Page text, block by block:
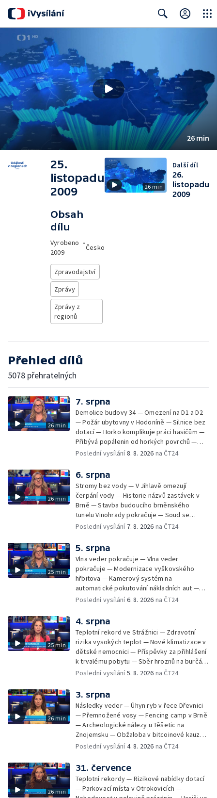
26 min
25.
listopadu
2009
Obsah
dílu
Vyrobeno
2009
•
Česko
Zpravodajství
Zprávy
Zprávy z
regionů
26 min
Další díl
26.
listopadu
2009
Přehled dílů
5078 přehratelných
26 min
7. srpna
Demolice budovy 34 — Omezení na D1 a D2
— Požár ubytovny v Hodoníně — Silnice bez
dotací — Horko komplikuje práci hasičům —
Přibývá popálenin od horkých povrchů —
Začíná prodej burčáku — Vedra komplikují
Poslední vysílání8. 8. 2026 na ČT24
26 min
6. srpna
Stromy bez vody — V Jihlavě omezují
čerpání vody — Historie názvů zastávek v
Brně — Stavba budoucího brněnského
tunelu Vinohrady pokračuje — Soud se
žhářem zlínského baru — Odložení bourání
Czech Rally Zlín — Začal 7. ročník festivalu
Pop Messe — Přestavba mostu v Hodoníně
— Fenomén památníčků
Poslední vysílání 7. 8. 2026 na ČT24
25 min
5. srpna
Vlna veder pokračuje — Vlna veder
pokračuje — Modernizace vyškovského
hřbitova — Kamerový systém na
automatické pokutování nákladních aut —
Demolice vyhořelé budovy ve Zlíně — Případ
stadionu na Vyškovsku — Výstraha před
bouřkami — Brno hostí Mezinárodní kytarový
festival — Očkování po kousnutí netopýrem
Poslední vysílání6. 8. 2026 na ČT24
25 min
4. srpna
Teplotní rekord ve Strážnici — Zdravotní
rizika vysokých teplot — Nové klimatizace v
dětské nemocnici — Příspěvky za přihlášení
k trvalému pobytu — Sběr hroznů na burčák
— Dokončení oprav vedení — Skončil termín
vody v obcích — Vyschlá koryta potoků —
Sdílení strážníků na Brněnsku
Poslední vysílání5. 8. 2026 na ČT24
26 min
3. srpna
Následky veder — Úhyn ryb v řece Dřevnici
— Přemnožené vosy — Fencing camp v Brně
— Archeologické nálezy u Těšetic na
Znojemsku — Obžaloba v bitcoinové kauze
— Přestavba silnice přes Bzenec na
Zašové — Letní opravy divadel — Český hlas
ve vesmíru
Poslední vysílání4. 8. 2026 na ČT24
26 min
31. července
Teplotní rekordy — Rizikové nabídky dotací
— Parkovací místa v Otrokovicích —